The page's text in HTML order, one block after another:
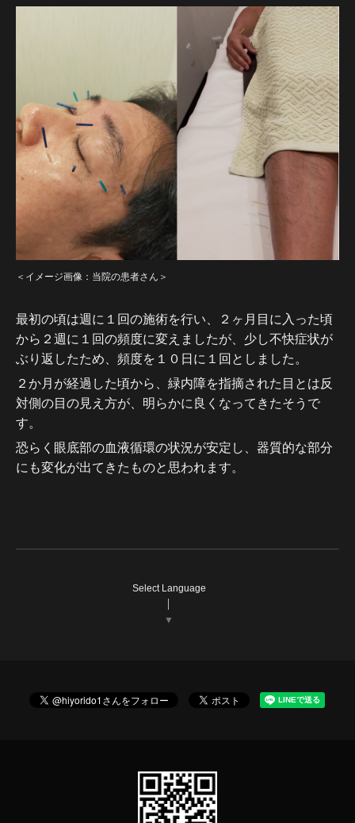
＜イメージ画像：当院の患者さん＞
最初の頃は週に１回の施術を行い、２ヶ月目に入った頃
から２週に１回の頻度に変えましたが、少し不快症状が
ぶり返したため、頻度を１０日に１回としました。
２か月が経過した頃から、緑内障を指摘された目とは反
対側の目の見え方が、明らかに良くなってきたそうで
す。
恐らく眼底部の血液循環の状況が安定し、器質的な部分
にも変化が出てきたものと思われます。
Select Language
▼